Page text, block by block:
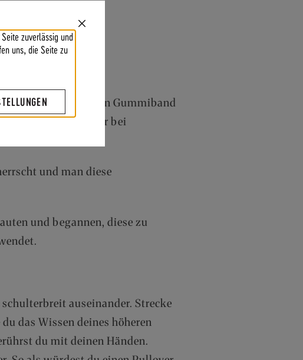
Close
zuverlässig und
uns, die Seite zu
verstehen
oder wie ein Gummiband
erhöht oder bei
und man diese
und begannen, diese zu
auseinander. Strecke
das Wissen deines höheren
du mit deinen Händen.